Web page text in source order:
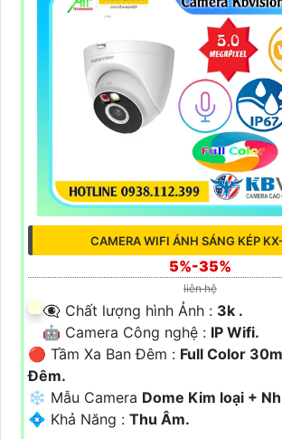
CAMERA WIFI ÁNH SÁNG KÉP
5%-35%
liên hệ
👁️‍🗨 Chất lượng hình Ảnh : 3k .
🤖️ Camera Công nghệ : IP Wifi.
🔴 Tầm Xa Ban Đêm : Full Color
Ðêm.
❄ Mẫu Camera Dome Kim loại +
️💠 Khả Năng : Thu Âm.